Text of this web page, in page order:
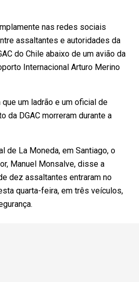
nas redes sociais
assaltantes e autoridades da
do Chile abaixo de um avião da
Internacional Arturo Merino
um ladrão e um oficial de
da DGAC morreram durante a
de La Moneda, em Santiago, o
Manuel Monsalve, disse a
dez assaltantes entraram no
quarta-feira, em três veículos,